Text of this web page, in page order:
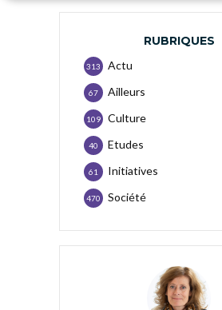
RUBRIQUES
Actu
313
Ailleurs
67
Culture
109
Etudes
40
Initiatives
61
Société
470